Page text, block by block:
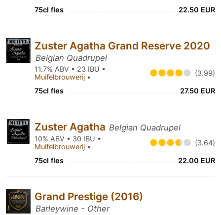
75cl fles 22.50 EUR
Zuster Agatha Grand Reserve 2020
Belgian Quadrupel
11.7% ABV • 23 IBU •
Muifelbrouwerij • (3.99)
75cl fles 27.50 EUR
Zuster Agatha Belgian Quadrupel
10% ABV • 30 IBU •
Muifelbrouwerij • (3.64)
75cl fles 22.00 EUR
Grand Prestige (2016)
Barleywine - Other